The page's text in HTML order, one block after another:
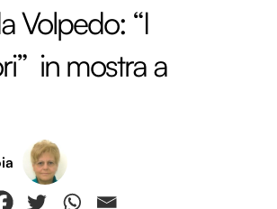
Volpedo: “I
in mostra a